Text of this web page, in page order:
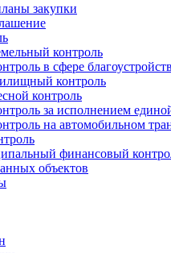
закупки
контроль
в сфере
контроль
контроль
за исполнением
на автомобильном
финансовый
объектов